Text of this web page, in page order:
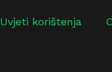
Uvjeti korištenja